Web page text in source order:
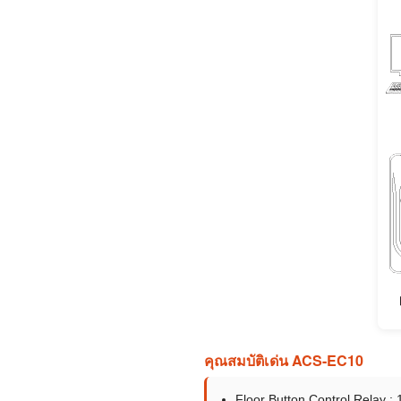
คุณสมบัติเด่น ACS-EC10